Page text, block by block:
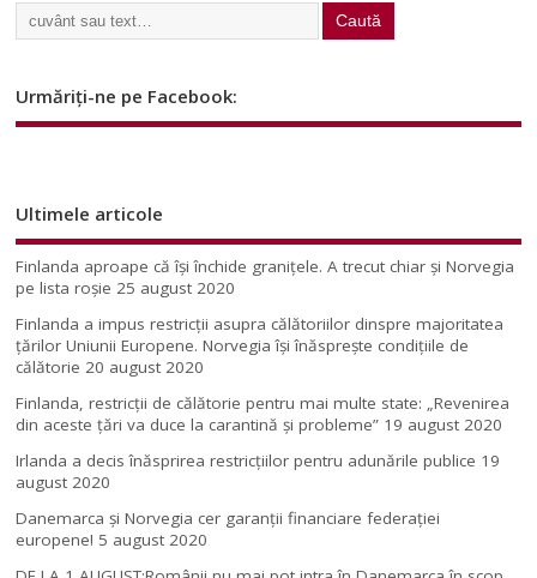
Urmăriți-ne pe Facebook:
Ultimele articole
Finlanda aproape că își închide granițele. A trecut chiar și Norvegia
pe lista roșie 25 august 2020
Finlanda a impus restricţii asupra călătoriilor dinspre majoritatea
ţărilor Uniunii Europene. Norvegia își înăsprește condițiile de
călătorie 20 august 2020
Finlanda, restricţii de călătorie pentru mai multe state: „Revenirea
din aceste ţări va duce la carantină şi probleme” 19 august 2020
Irlanda a decis înăsprirea restricțiilor pentru adunările publice 19
august 2020
Danemarca și Norvegia cer garanții financiare federației
europene! 5 august 2020